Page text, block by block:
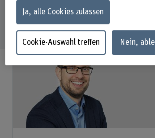
Ja, alle Cookies zulassen
Cookie-Auswahl treffen Nein,